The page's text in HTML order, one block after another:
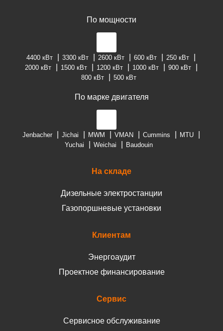
По мощности
4400 кВт 3300 кВт 2600 кВт 600 кВт
250 кВт
2000 кВт
1500 кВт 1200 кВт 1000 кВт
900 кВт
800 кВт
500 кВт
По марке двигателя
Jenbacher Jichai MWM VMAN Cummins
MTU
Yuchai
Weichai Baudouin
На складе
Дизельные электростанции
Газопоршневые установки
Клиентам
Энергоаудит
Проектное финансирование
Сервис
Сервисное обслуживание